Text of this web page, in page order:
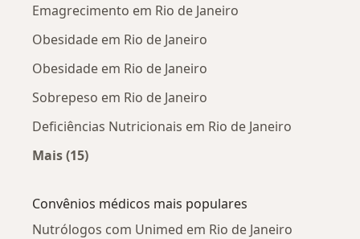
Emagrecimento em Rio de Janeiro
Obesidade em Rio de Janeiro
Obesidade em Rio de Janeiro
Sobrepeso em Rio de Janeiro
Deficiências Nutricionais em Rio de Janeiro
Mais (15)
Convênios médicos mais populares
Nutrólogos com Unimed em Rio de Janeiro